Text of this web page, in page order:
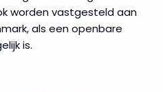
worden vastgesteld aan
als een openbare
is.